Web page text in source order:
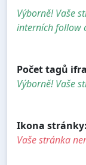
Výborně! Vaše
interních follow
Počet tagů
Výborně! Vaše
Ikona stránky:
Vaše stránka